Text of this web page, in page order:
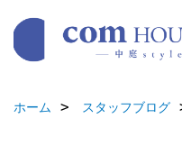
ホーム スタッフブログ